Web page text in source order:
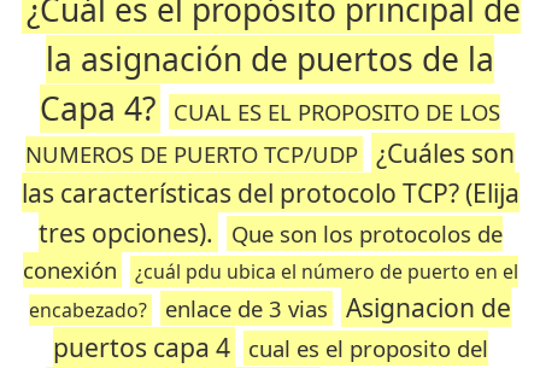
¿Cuál es el propósito principal de
la asignación de puertos de la
Capa 4?
CUAL ES EL PROPOSITO DE LOS
NUMEROS DE PUERTO TCP/UDP ¿Cuáles son
las características del protocolo TCP? (Elija
tres opciones).
Que son los protocolos de
conexión
¿cuál pdu ubica el número de puerto en el
encabezado?
enlace de 3 vias
Asignacion de
puertos capa 4
cual es el proposito del